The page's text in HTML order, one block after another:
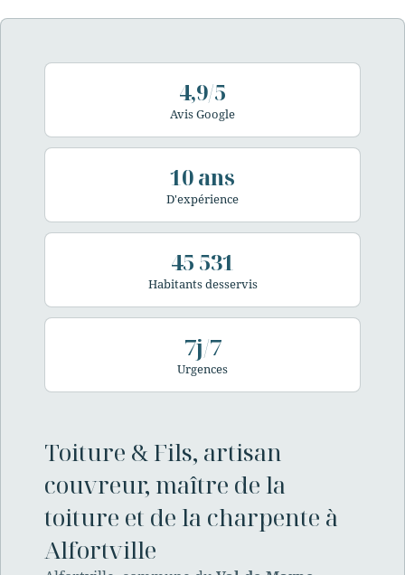
4,9/5
Avis Google
10 ans
D'expérience
45 531
Habitants desservis
7j/7
Urgences
Toiture & Fils, artisan
couvreur, maître de la
toiture et de la charpente à
Alfortville